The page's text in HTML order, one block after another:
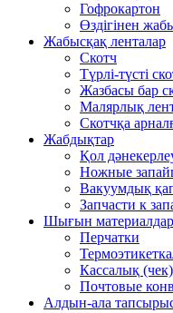
Гофрокартон
Өздігінен
Жабысқақ ленталар
Скотч
Түрлі-түсті
Жазбасы бар
Малярлық
Скотчқа
Жабдықтар
Қол
Ножные
Вакуумдық
Запчасти к
Шығын
Перчатки
Кассалық
Почтовые
Алдын-ала